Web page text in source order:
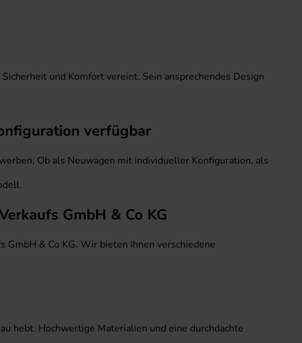
und Komfort vereint. Sein ansprechendes Design
verfügbar
Ob als Neuwagen mit individueller Konfiguration, als
GmbH & Co KG
& Co KG. Wir bieten Ihnen verschiedene
hebt. Hochwertige Materialien und eine durchdachte